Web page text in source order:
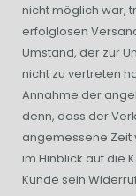
nicht möglich war,
erfolglosen
Umstand, der zur
nicht zu vertreten
Annahme der
denn, dass der
angemessene Zeit
im Hinblick auf die
Kunde sein